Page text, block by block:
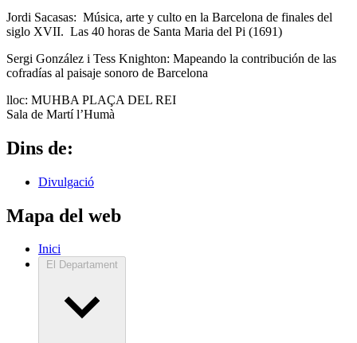
Jordi Sacasas: Música, arte y culto en la Barcelona de finales del
siglo XVII. Las 40 horas de Santa Maria del Pi (1691)
Sergi González i Tess Knighton: Mapeando la contribución de las
cofradías al paisaje sonoro de Barcelona
lloc: MUHBA PLAÇA DEL REI
Sala de Martí l’Humà
Dins de:
Divulgació
Mapa del web
Inici
El Departament